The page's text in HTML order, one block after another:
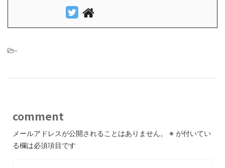
-
comment
メールアドレスが公開されることはありません。 ※ が付いてい
る欄は必須項目です